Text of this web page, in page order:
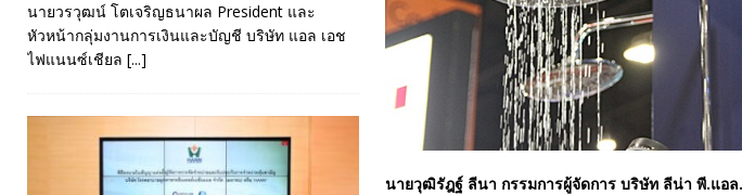
นายวุฒิรัฎฐ์ ลีนา กรรมการผู้จัดการ บริษัท ลีน่า พี.แอ
นายวรวุฒน์ โตเจริญธนาผล President และ
หัวหน้ากลุ่มงานการเงินและบัญชี บริษัท แอล เอช
ไฟแนนซ์เชียล [...]